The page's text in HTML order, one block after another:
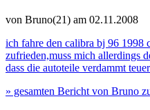
von Bruno(21) am 02.11.2008
ich fahre den calibra bj 96 1998
zufrieden,muss mich allerdings
dass die autoteile verdammt
» gesamten Bericht von Bruno